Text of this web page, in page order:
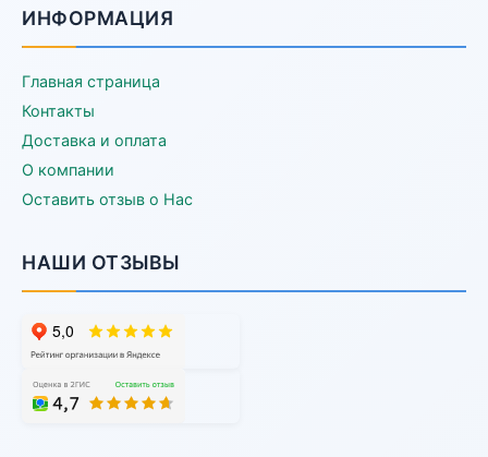
ИНФОРМАЦИЯ
Главная страница
Контакты
Доставка и оплата
О компании
Оставить отзыв о Нас
НАШИ ОТЗЫВЫ